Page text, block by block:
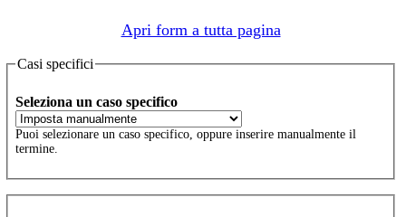
Apri form a tutta pagina
Casi specifici
Seleziona un caso specifico
Puoi selezionare un caso specifico, oppure inserire manualmente il
termine.